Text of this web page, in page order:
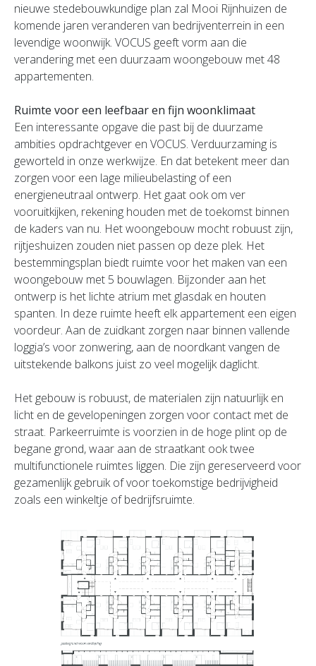
nieuwe stedebouwkundige plan zal Mooi Rijnhuizen de
komende jaren veranderen van bedrijventerrein in een
levendige woonwijk. VOCUS geeft vorm aan die
verandering met een duurzaam woongebouw met 48
appartementen.
Ruimte voor een leefbaar en fijn woonklimaat
Een interessante opgave die past bij de duurzame
ambities opdrachtgever en VOCUS. Verduurzaming is
geworteld in onze werkwijze. En dat betekent meer dan
zorgen voor een lage milieubelasting of een
energieneutraal ontwerp. Het gaat ook om ver
vooruitkijken, rekening houden met de toekomst binnen
de kaders van nu. Het woongebouw mocht robuust zijn,
rijtjeshuizen zouden niet passen op deze plek. Het
bestemmingsplan biedt ruimte voor het maken van een
woongebouw met 5 bouwlagen. Bijzonder aan het
ontwerp is het lichte atrium met glasdak en houten
spanten. In deze ruimte heeft elk appartement een eigen
voordeur. Aan de zuidkant zorgen naar binnen vallende
loggia’s voor zonwering, aan de noordkant vangen de
uitstekende balkons juist zo veel mogelijk daglicht.
Het gebouw is robuust, de materialen zijn natuurlijk en
licht en de gevelopeningen zorgen voor contact met de
straat. Parkeerruimte is voorzien in de hoge plint op de
begane grond, waar aan de straatkant ook twee
multifunctionele ruimtes liggen. Die zijn gereserveerd voor
gezamenlijk gebruik of voor toekomstige bedrijvigheid
zoals een winkeltje of bedrijfsruimte.